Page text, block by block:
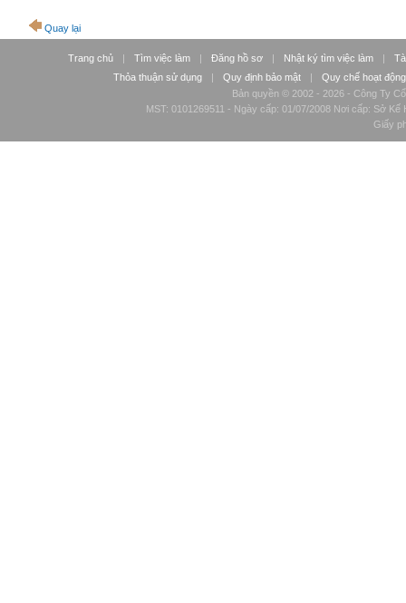
Quay lại
Trang chủ | Tìm việc làm | Đăng hồ sơ | Nhật ký tìm việc làm |
Thỏa thuận sử dụng
| Quy định bảo mật |
Quy chế hoạt động
Bản quyền © 2002 - 2026 - Công Ty
MST: 0101269511 - Ngày cấp: 01/07/2008 Nơi cấp: Sở
Giấy